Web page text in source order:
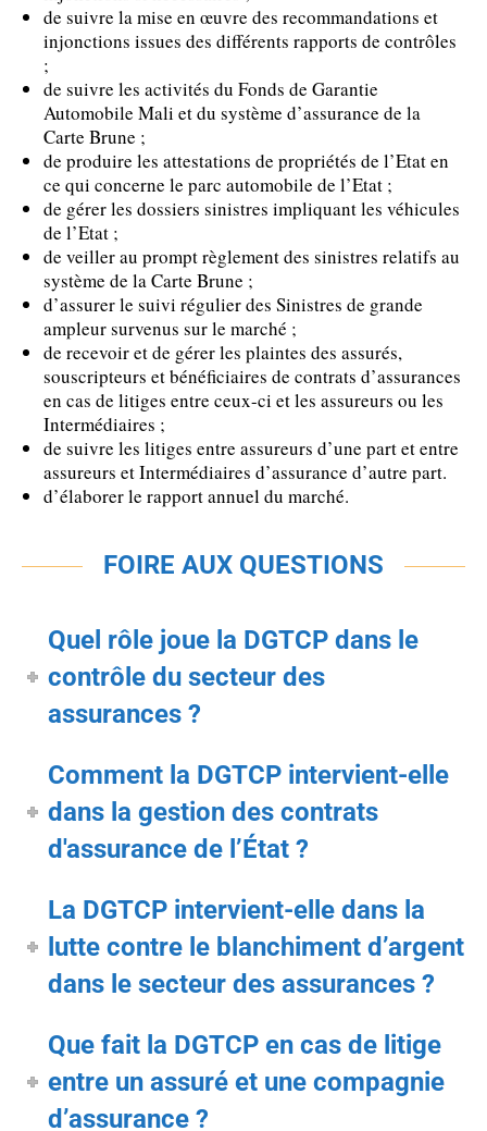
de suivre la mise en œuvre des recommandations et
injonctions issues des différents rapports de contrôles
;
de suivre les activités du Fonds de Garantie
Automobile Mali et du système d’assurance de la
Carte Brune ;
de produire les attestations de propriétés de l’Etat en
ce qui concerne le parc automobile de l’Etat ;
de gérer les dossiers sinistres impliquant les véhicules
de l’Etat ;
de veiller au prompt règlement des sinistres relatifs au
système de la Carte Brune ;
d’assurer le suivi régulier des Sinistres de grande
ampleur survenus sur le marché ;
de recevoir et de gérer les plaintes des assurés,
souscripteurs et bénéficiaires de contrats d’assurances
en cas de litiges entre ceux-ci et les assureurs ou les
Intermédiaires ;
de suivre les litiges entre assureurs d’une part et entre
assureurs et Intermédiaires d’assurance d’autre part.
d’élaborer le rapport annuel du marché.
FOIRE AUX QUESTIONS
Quel rôle joue la DGTCP dans le
contrôle du secteur des
assurances ?
Comment la DGTCP intervient-elle
dans la gestion des contrats
d'assurance de l’État ?
La DGTCP intervient-elle dans la
lutte contre le blanchiment d’argent
dans le secteur des assurances ?
Que fait la DGTCP en cas de litige
entre un assuré et une compagnie
d’assurance ?